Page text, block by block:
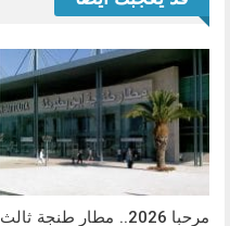
مرحبا 2026.. مطار طنجة ثالث